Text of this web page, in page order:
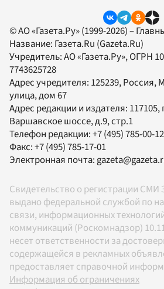
© АО «Газета.Ру» (1999-2026) –
Название: Газета.Ru (Gazeta.Ru)
Учредитель:АО «Газета.Ру», ОГРН
7743625728
Адрес учредителя: 125239, Россия,
улица, дом 67
Адрес редакции и издателя: 117105,
Варшавское шоссе, д.9, стр.1
Телефон редакции:+7 (495) 785-00-12
Факс:+7 (495) 785-17-01
Электронная почта:
Свидетельство о регистрации
выдано федеральной службой по
связи, информационных
коммуникаций (Роскомнадзор)
несет ответственности за
содержащейся в рекламных
предоставляет справочной
Информация об ограничениях